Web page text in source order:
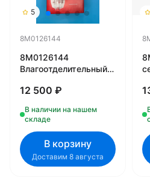
5
8M0126144
8M0126144
Влагоотделительный
Mercury V6/V8
12 500 ₽
В наличии на нашем
складе
В корзину
Доставим 8 августа